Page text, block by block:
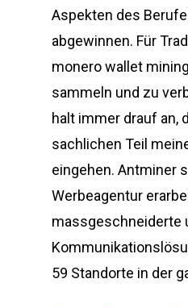
Aspekten des
abgewinnen. Für
monero wallet
sammeln und zu
halt immer drauf an,
sachlichen Teil
eingehen. Antminer
Werbeagentur
massgeschneiderte
59 Standorte in der